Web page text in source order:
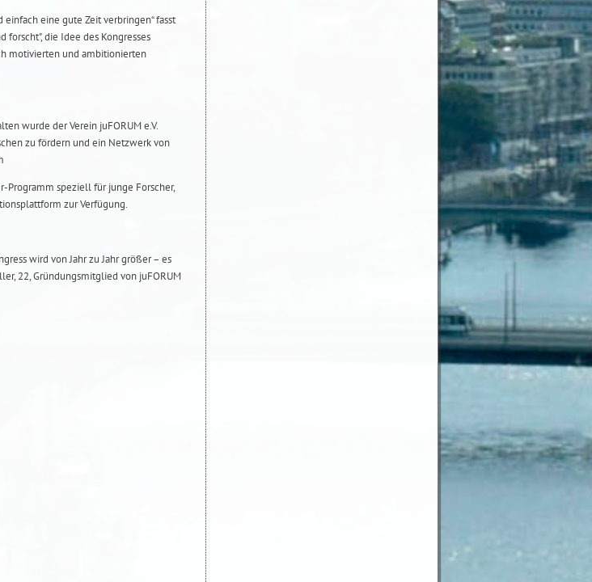
eine gute Zeit verbringen“ fasst
forscht", die Idee des Kongresses
motivierten und ambitionierten
wurde der Verein juFORUM e.V.
zu fördern und ein Netzwerk von
Programm speziell für junge Forscher,
zur Verfügung.
wird von Jahr zu Jahr größer – es
22, Gründungsmitglied von juFORUM